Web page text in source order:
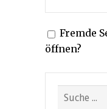
Fremde
öffnen?